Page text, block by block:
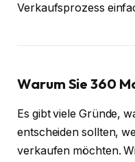
Verkaufsprozess
Warum Sie 360
Es gibt viele Gründe,
entscheiden sollten,
verkaufen möchten.